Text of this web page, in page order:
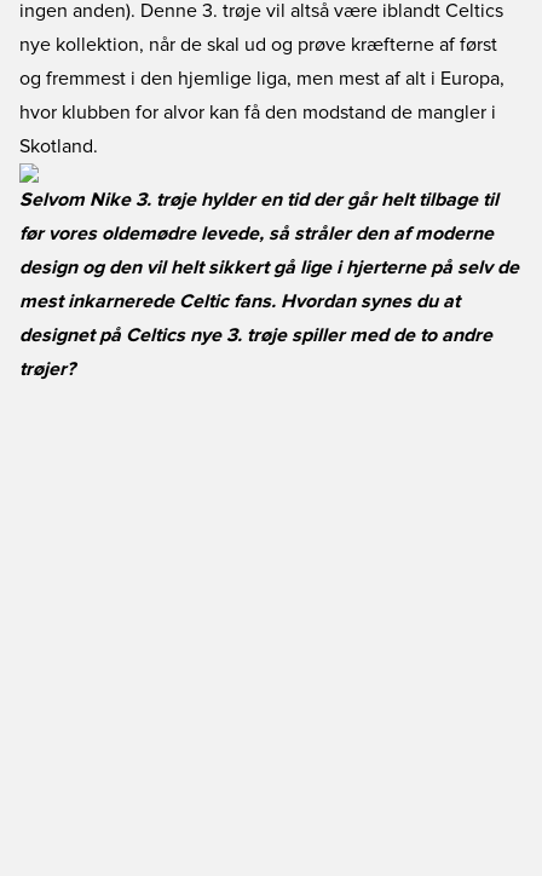
ingen anden). Denne 3. trøje vil altså være iblandt Celtics
nye kollektion, når de skal ud og prøve kræfterne af først
og fremmest i den hjemlige liga, men mest af alt i Europa,
hvor klubben for alvor kan få den modstand de mangler i
Skotland.
Selvom Nike 3. trøje hylder en tid der går helt tilbage til
før vores oldemødre levede, så stråler den af moderne
design og den vil helt sikkert gå lige i hjerterne på selv de
mest inkarnerede Celtic fans. Hvordan synes du at
designet på Celtics nye 3. trøje spiller med de to andre
trøjer?